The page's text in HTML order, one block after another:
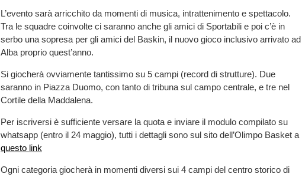
L’evento sarà arricchito da momenti di musica, intrattenimento e spettacolo.
Tra le squadre coinvolte ci saranno anche gli amici di Sportabili e poi c’è in
serbo una sopresa per gli amici del Baskin, il nuovo gioco inclusivo arrivato ad
Alba proprio quest’anno.
Si giocherà ovviamente tantissimo su 5 campi (record di strutture). Due
saranno in Piazza Duomo, con tanto di tribuna sul campo centrale, e tre nel
Cortile della Maddalena.
Per iscriversi è sufficiente versare la quota e inviare il modulo compilato su
whatsapp (entro il 24 maggio), tutti i dettagli sono sul sito dell’Olimpo Basket a
questo link
Ogni categoria giocherà in momenti diversi sui 4 campi del centro storico di